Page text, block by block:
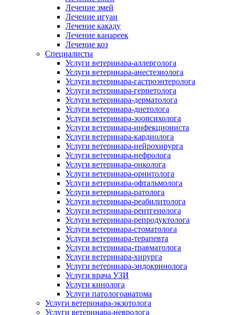
Лечение змей
Лечение игуан
Лечение какаду
Лечение канареек
Лечение коз
Специалисты
Услуги ветеринара-аллерголога
Услуги ветеринара-анестезиолога
Услуги ветеринара-гастроэнтеролога
Услуги ветеринара-герпетолога
Услуги ветеринара-дерматолога
Услуги ветеринара-диетолога
Услуги ветеринара-зоопсихолога
Услуги ветеринара-инфекциониста
Услуги ветеринара-кардиолога
Услуги ветеринара-нейрохирурга
Услуги ветеринара-нефролога
Услуги ветеринара-онколога
Услуги ветеринара-орнитолога
Услуги ветеринара-офтальмолога
Услуги ветеринара-ратолога
Услуги ветеринара-реабилитолога
Услуги ветеринара-рентгенолога
Услуги ветеринара-репродуктолога
Услуги ветеринара-стоматолога
Услуги ветеринара-терапевта
Услуги ветеринара-травматолога
Услуги ветеринара-хирурга
Услуги ветеринара-эндокринолога
Услуги врача УЗИ
Услуги кинолога
Услуги патологоанатома
Услуги ветеринара-экзотолога
Услуги ветеринара-невролога